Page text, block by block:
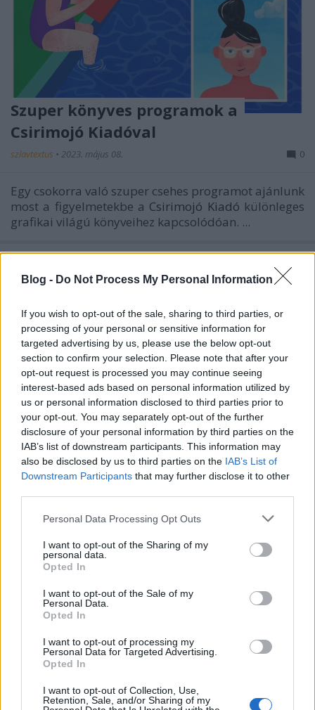
Blog - Do Not Process My Personal Information
If you wish to opt-out of the sale, sharing to third parties, or
processing of your personal or sensitive information for
targeted advertising by us, please use the below opt-out
section to confirm your selection. Please note that after your
opt-out request is processed you may continue seeing
interest-based ads based on personal information utilized by
us or personal information disclosed to third parties prior to
your opt-out. You may separately opt-out of the further
disclosure of your personal information by third parties on the
IAB’s list of downstream participants. This information may
also be disclosed by us to third parties on the IAB’s List of
Downstream Participants that may further disclose it to other
Please note that this website/app uses one or more Google
not limited to your visit or usage behaviour. You may click to
grant or deny consent to Google and its third-party tags to
use your data for below specified purposes in below Google
consent section.
Personal Data Processing Opt Outs
I want to opt-out of the Sharing of my
personal data.
Opted In
I want to opt-out of the Sale of my
Personal Data.
Opted In
I want to opt-out of processing my
Personal Data for Targeted Advertising.
Opted In
I want to opt-out of Collection, Use,
Retention, Sale, and/or Sharing of my
Szuper könyves programok a
Csirimojó Kiadóval
szlavtextus • 2023. május 08. 0
Egy csokorra való szuper csehes programot ajánlunk
most a figyelmetekbe a Csirimojó Kiadó különleges
grafikai világú könyveihez kapcsolódóan. ...
Szex, drogok és egy kis (nagy)
Európa: a közép-európai kortárs film
keresztmetszetben
Április 25-27. között indul világhódító útjára a Az
Osztrák Kulturális Fórum, a Cseh Centrum, a Lengyel
Intézet, a Román Kulturális Intézet, ...